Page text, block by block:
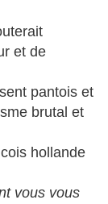
et de
pantois et
brutal et
hollande
vous vous